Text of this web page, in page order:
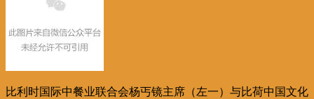
比利时国际中餐业联合会杨丐镜主席（左一）与比荷中国文化